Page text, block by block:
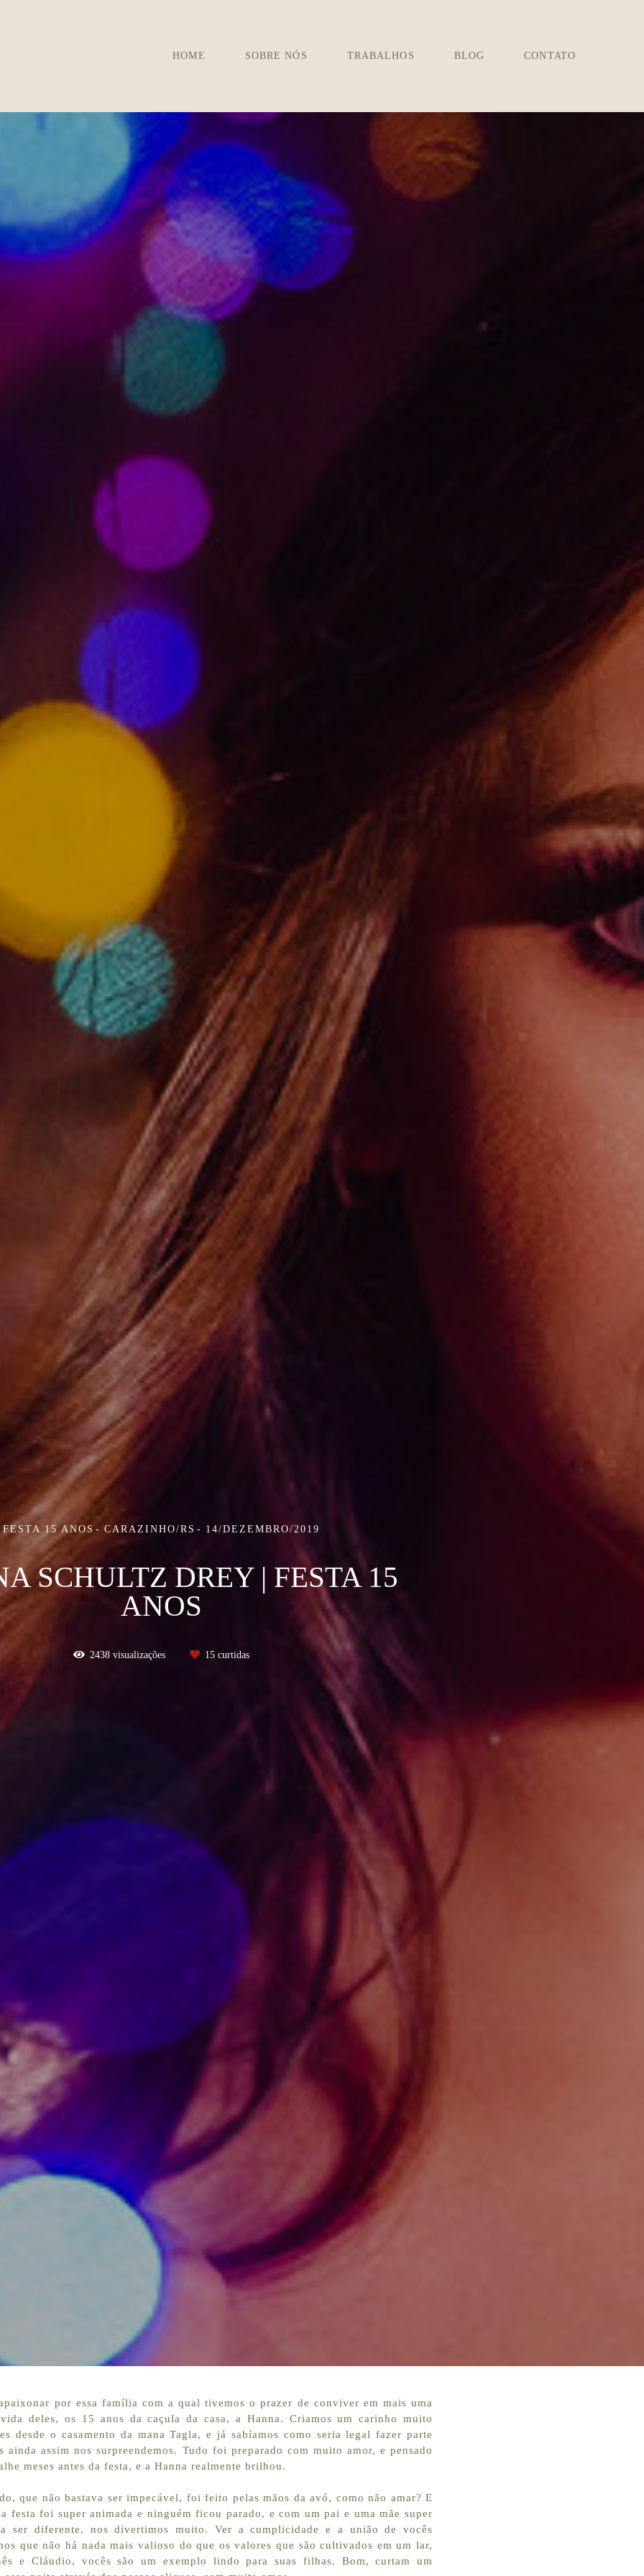
HOME SOBRE NÓS TRABALHOS BLOG CONTATO
FESTA 15 ANOS CARAZINHO/RS 14/DEZEMBRO/2019
SCHULTZ DREY | FESTA 15
ANOS
2438visualizações 15curtidas
por essa família com a qual tivemos o prazer de conviver em mais uma
deles, os 15 anos da caçula da casa, a Hanna. Criamos um carinho muito
desde o casamento da mana Tagla, e já sabíamos como seria legal fazer parte
ainda assim nos surpreendemos. Tudo foi preparado com muito amor, e pensado
meses antes da festa, e a Hanna realmente brilhou.
que não bastava ser impecável, foi feito pelas mãos da avó, como não amar? E
festa foi super animada e ninguém ficou parado, e com um pai e uma mãe super
ser diferente, nos divertimos muito. Ver a cumplicidade e a união de vocês
que não há nada mais valioso do que os valores que são cultivados em um lar,
e Cláudio, vocês são um exemplo lindo para suas filhas. Bom, curtam um